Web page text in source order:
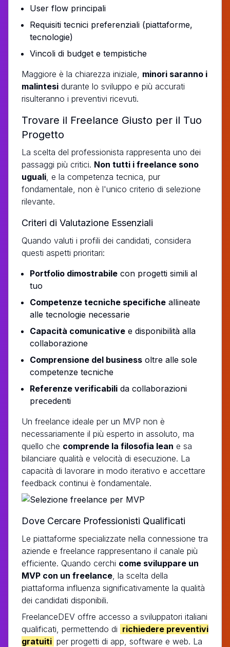
User flow principali
Requisiti tecnici preferenziali (piattaforme,
tecnologie)
Vincoli di budget e tempistiche
Maggiore è la chiarezza iniziale, minori saranno i
malintesi durante lo sviluppo e più accurati
risulteranno i preventivi ricevuti.
Trovare il Freelance Giusto per il Tuo
Progetto
La scelta del professionista rappresenta uno dei
passaggi più critici. Non tutti i freelance sono
uguali , e la competenza tecnica, pur
fondamentale, non è l'unico criterio di selezione
rilevante.
Criteri di Valutazione Essenziali
Quando valuti i profili dei candidati, considera
questi aspetti prioritari:
Portfolio dimostrabile con progetti simili al
tuo
Competenze tecniche specifiche allineate
alle tecnologie necessarie
Capacità comunicative e disponibilità alla
collaborazione
Comprensione del business oltre alle sole
competenze tecniche
Referenze verificabili da collaborazioni
precedenti
Un freelance ideale per un MVP non è
necessariamente il più esperto in assoluto, ma
quello che comprende la filosofia lean e sa
bilanciare qualità e velocità di esecuzione. La
capacità di lavorare in modo iterativo e accettare
feedback continui è fondamentale.
Dove Cercare Professionisti Qualificati
Le piattaforme specializzate nella connessione tra
aziende e freelance rappresentano il canale più
efficiente. Quando cerchi come sviluppare un
MVP con un freelance , la scelta della
piattaforma influenza significativamente la qualità
dei candidati disponibili.
FreelanceDEV offre accesso a sviluppatori italiani
qualificati, permettendo di richiedere preventivi
gratuiti per progetti di app, software e web. La